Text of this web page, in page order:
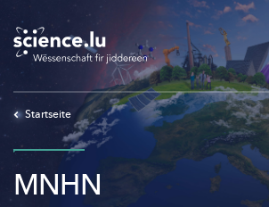
main
content
Startseite
MNHN